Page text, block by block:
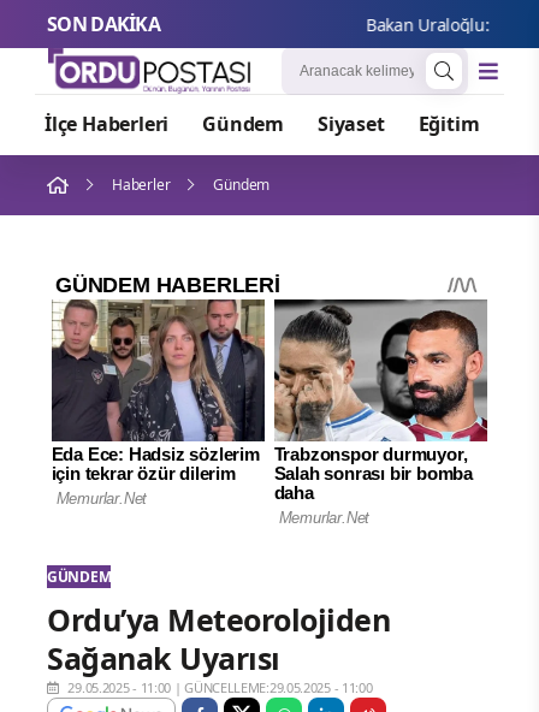
SON DAKİKA Bakan Uraloğlu:
İlçe Haberleri Gündem Siyaset Eğitim
Haberler Gündem
GÜNDEM
Ordu’ya Meteorolojiden
Sağanak Uyarısı
29.05.2025 - 11:00 |GÜNCELLEME:29.05.2025 - 11:00